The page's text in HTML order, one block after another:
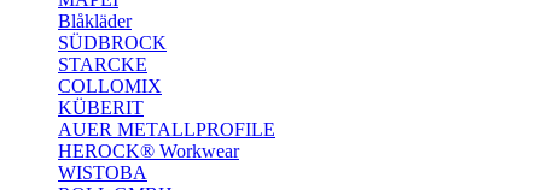
Blåkläder
SÜDBROCK
STARCKE
COLLOMIX
KÜBERIT
AUER METALLPROFILE
HEROCK® Workwear
WISTOBA